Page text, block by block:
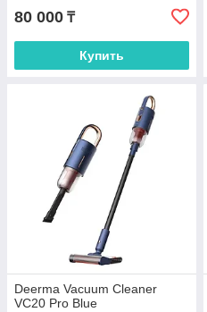
80 000 ₸
Купить
Deerma Vacuum Cleaner
VC20 Pro Blue